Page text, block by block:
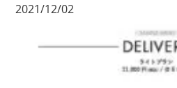
2021/12/02